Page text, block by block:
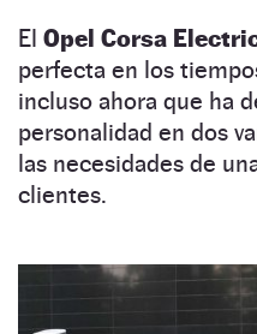
El Opel Corsa
perfecta en los
incluso ahora que ha
personalidad en dos
las necesidades de
clientes.